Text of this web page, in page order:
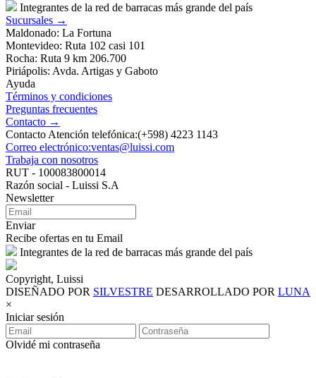
Integrantes de la red de barracas más grande del país
Sucursales →
Maldonado: La Fortuna
Montevideo: Ruta 102 casi 101
Rocha: Ruta 9 km 206.700
Piriápolis: Avda. Artigas y Gaboto
Ayuda
Términos y condiciones
Preguntas frecuentes
Contacto →
Contacto Atención telefónica:(+598) 4223 1143
Correo electrónico:ventas@luissi.com
Trabaja con nosotros
RUT - 100083800014
Razón social - Luissi S.A
Newsletter
Enviar
Recibe ofertas en tu Email
Integrantes de la red de barracas más grande del país
Copyright, Luissi
DISEÑADO POR SILVESTRE DESARROLLADO POR LUNA
×
Iniciar sesión
Olvidé mi contraseña